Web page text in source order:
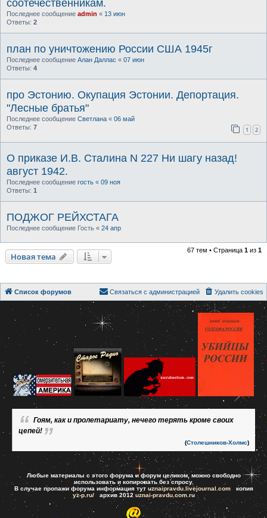
соотечественникам.
Последнее сообщение admin « 13 июн
Ответы: 2
план по уничтожению России США 1945г
Последнее сообщение Алан Даллас « 07 июн
Ответы: 4
про Эстонию. Окупация Эстонии. Депортация.
"Лесные братья"
Последнее сообщение Светлана « 06 май
Ответы: 7 1 2
О приказе И.В. Сталина N 227 Ни шагу назад!
август 1942.
Последнее сообщение гость « 09 ноя
Ответы: 1
ПОДЖОГ РЕЙХСТАГА
Последнее сообщение Гость « 24 апр
Новая тема
67 тем • Страница 1 из 1
Список форумов Удалить cookies
Связаться с администрацией
Гоям, как и пролетариату, нечего терять кроме своих
цепей!
(Столешников-Холмс)
Любые материалы с этого форума и форум целиком, можно свободно
использовать и копировать без спросу.
В случае пропажи форума информация тут uznaipravdu.livejournal.comкопия
yz-p.ru/архив 2012uznai-pravdu.com.ru